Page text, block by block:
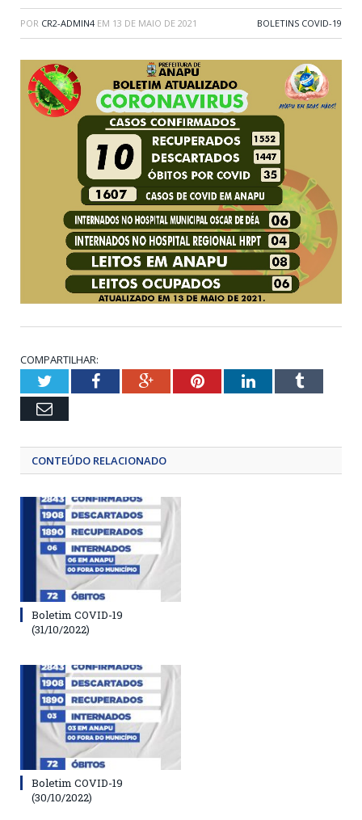
POR CR2-ADMIN4 EM 13 DE MAIO DE 2021 BOLETINS COVID-19
COMPARTILHAR:
TwitterFacebookGoogle+PinterestLinkedInTumblr
Email
CONTEÚDO RELACIONADO
Boletim COVID-19
(31/10/2022)
Boletim COVID-19
(30/10/2022)